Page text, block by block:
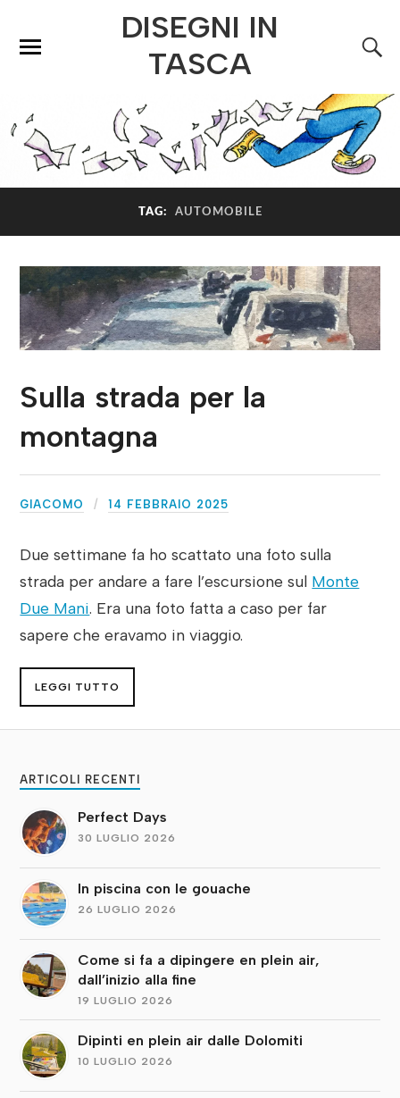
DISEGNI IN
TASCA
TAG: AUTOMOBILE
Sulla strada per la
montagna
GIACOMO 14 FEBBRAIO 2025
Due settimane fa ho scattato una foto sulla
strada per andare a fare l’escursione sul Monte
Due Mani. Era una foto fatta a caso per far
sapere che eravamo in viaggio.
LEGGI TUTTO
ARTICOLI RECENTI
Perfect Days
30 LUGLIO 2026
In piscina con le gouache
26 LUGLIO 2026
Come si fa a dipingere en plein air,
dall’inizio alla fine
19 LUGLIO 2026
Dipinti en plein air dalle Dolomiti
10 LUGLIO 2026